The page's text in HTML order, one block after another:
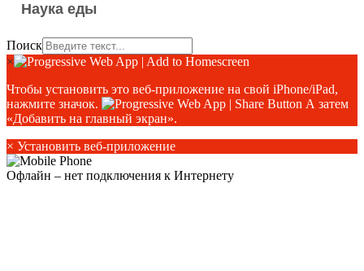
Наука еды
Поиск
×
Чтобы установить это веб-приложение на свой iPhone/iPad,
нажмите значок.
А затем
«Добавить на главный экран».
× Установить веб-приложение
Офлайн – нет подключения к Интернету